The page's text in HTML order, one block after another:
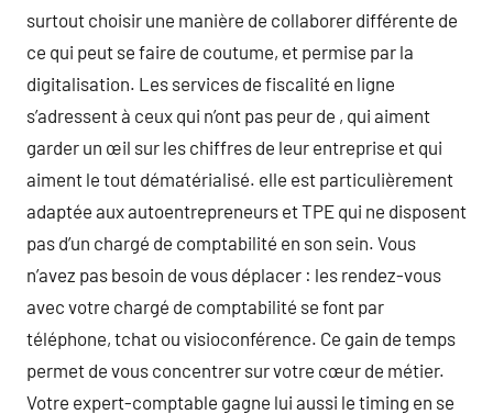
surtout choisir une manière de collaborer différente de
ce qui peut se faire de coutume, et permise par la
digitalisation. Les services de fiscalité en ligne
s’adressent à ceux qui n’ont pas peur de , qui aiment
garder un œil sur les chiffres de leur entreprise et qui
aiment le tout dématérialisé. elle est particulièrement
adaptée aux autoentrepreneurs et TPE qui ne disposent
pas d’un chargé de comptabilité en son sein. Vous
n’avez pas besoin de vous déplacer : les rendez-vous
avec votre chargé de comptabilité se font par
téléphone, tchat ou visioconférence. Ce gain de temps
permet de vous concentrer sur votre cœur de métier.
Votre expert-comptable gagne lui aussi le timing en se